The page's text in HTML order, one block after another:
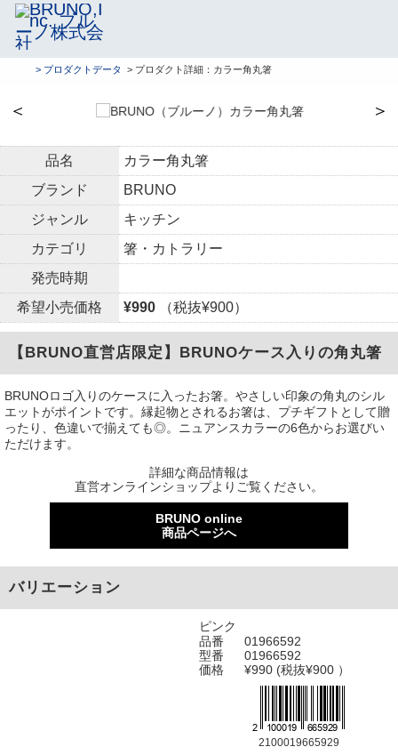
> プロダクトデータ > プロダクト詳細：カラー角丸箸
＜ ＞
品名
カラー角丸箸
ブランド
BRUNO
ジャンル
キッチン
カテゴリ
箸・カトラリー
発売時期
希望小売価格
¥990 （税抜¥900）
【BRUNO直営店限定】BRUNOケース入りの角丸箸
BRUNOロゴ入りのケースに入ったお箸。やさしい印象の角丸のシル
エットがポイントです。縁起物とされるお箸は、プチギフトとして贈
ったり、色違いで揃えても◎。ニュアンスカラーの6色からお選びい
ただけます。
詳細な商品情報は
直営オンラインショップよりご覧ください。
BRUNO online
商品ページへ
バリエーション
ピンク
品番
01966592
型番
01966592
価格
¥990 (税抜¥900 ）
2100019665929